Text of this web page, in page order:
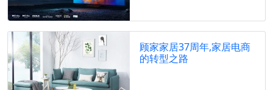
顾家家居37周年,家居电商
的转型之路